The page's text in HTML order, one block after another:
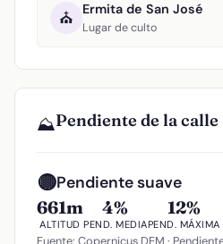
⛪ Ermita de San José
Lugar de culto
⛰️Pendiente de la calle
🟡Pendiente suave
661m
ALTITUD
4%
PEND. MEDIA
12%
PEND. MÁXIMA
Fuente: Copernicus DEM ·